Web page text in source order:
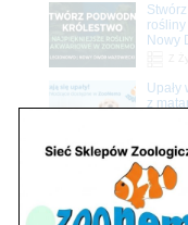
Nowy
z
Petito